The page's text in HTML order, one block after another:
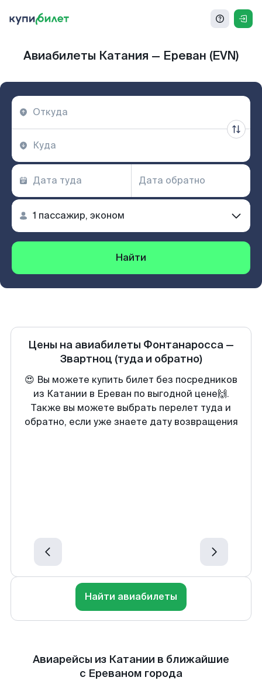
Авиабилеты Катания — Ереван (EVN)
Найти
Цены на авиабилеты Фонтанаросса —
Звартноц (туда и обратно)
😍 Вы можете купить билет без посредников
из Катании в Ереван по выгодной цене🙌.
Также вы можете выбрать перелет туда и
обратно, если уже знаете дату возвращения
Найти авиабилеты
Авиарейсы из Катании в ближайшие
с Ереваном города